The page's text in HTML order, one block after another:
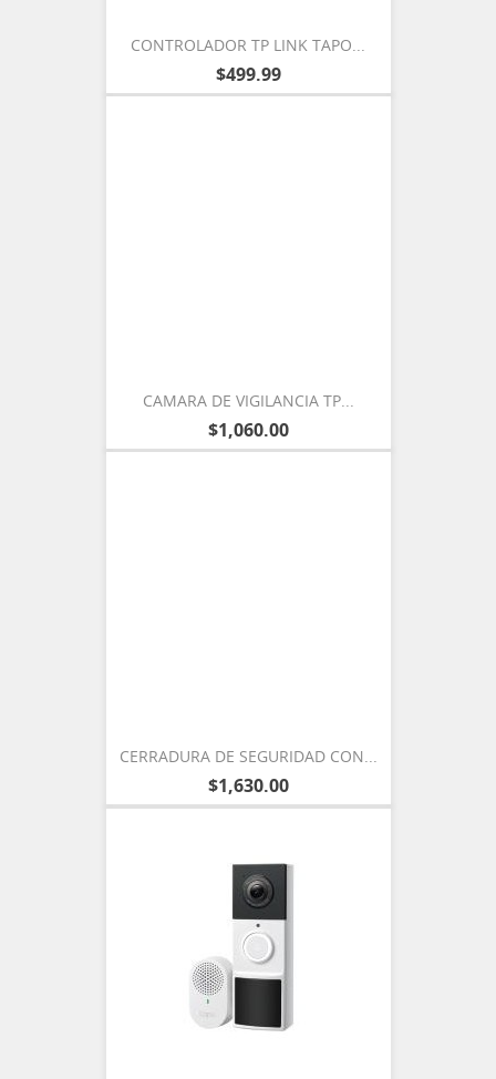
CONTROLADOR TP LINK TAPO...
$499.99
CAMARA DE VIGILANCIA TP...
$1,060.00
CERRADURA DE SEGURIDAD CON...
$1,630.00